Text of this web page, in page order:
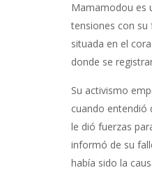
Mamamodou es
tensiones con su
situada en el
donde se
Su activismo
cuando entendió
le dió fuerzas
informó de su
había sido la